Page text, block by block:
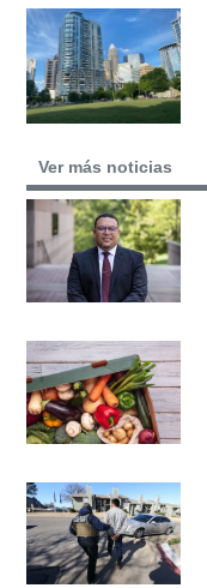
Ver más noticias